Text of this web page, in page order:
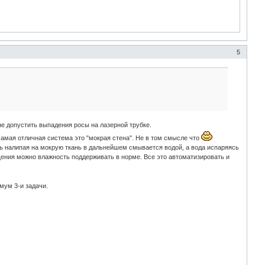
5
допустить выпадения росы на лазерной трубке.
отличная система это "мокрая стена". Не в том смысле что
налипая на мокрую ткань в дальнейшем смывается водой, а вода испаряясь
можно влажность поддерживать в норме. Все это автоматизировать и
3-и задачи.